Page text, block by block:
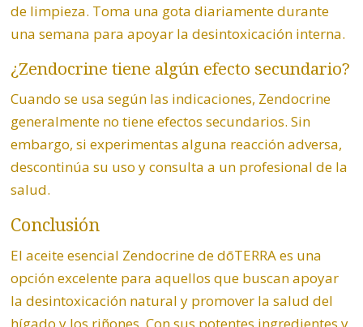
de limpieza. Toma una gota diariamente durante
una semana para apoyar la desintoxicación interna.
¿Zendocrine tiene algún efecto secundario?
Cuando se usa según las indicaciones, Zendocrine
generalmente no tiene efectos secundarios. Sin
embargo, si experimentas alguna reacción adversa,
descontinúa su uso y consulta a un profesional de la
salud.
Conclusión
El aceite esencial Zendocrine de dōTERRA es una
opción excelente para aquellos que buscan apoyar
la desintoxicación natural y promover la salud del
hígado y los riñones. Con sus potentes ingredientes y